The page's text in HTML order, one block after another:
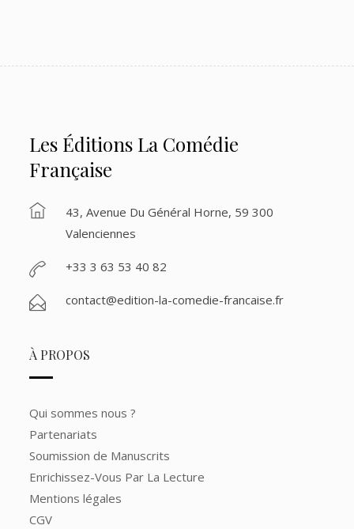
Les Éditions La Comédie
Française
43, Avenue Du Général Horne, 59 300
Valenciennes
+33 3 63 53 40 82
contact@edition-la-comedie-francaise.fr
À PROPOS
Qui sommes nous ?
Partenariats
Soumission de Manuscrits
Enrichissez-Vous Par La Lecture
Mentions légales
CGV